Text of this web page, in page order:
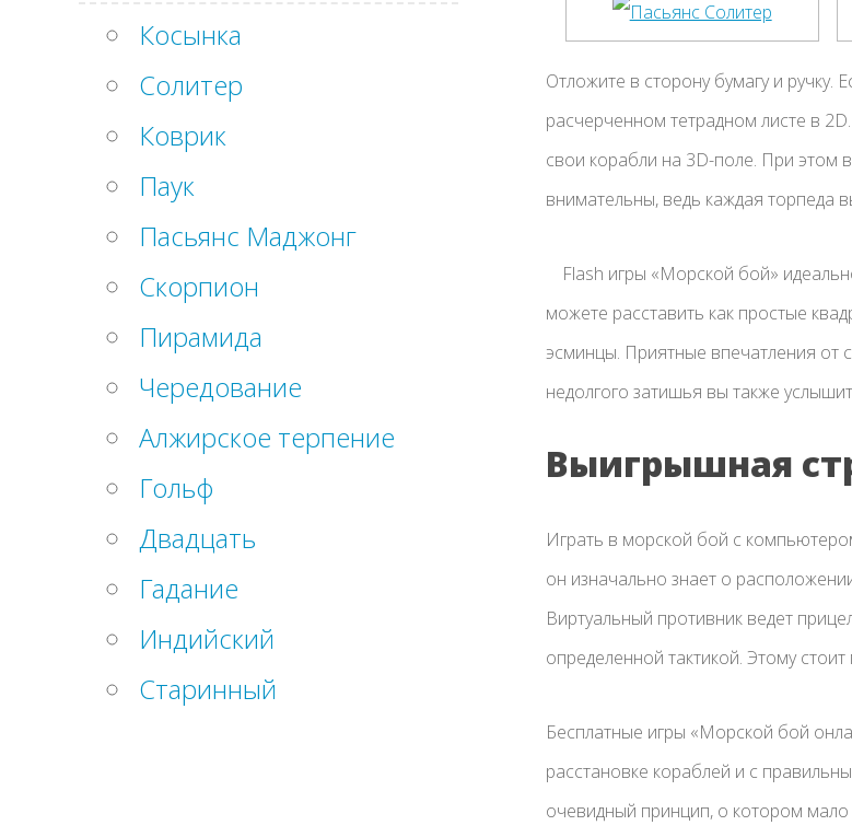
Косынка
Солитер
Коврик
Паук
Пасьянс Маджонг
Скорпион
Пирамида
Чередование
Алжирское терпение
Гольф
Двадцать
Гадание
Индийский
Старинный
Отложите в сторону бумагу и ручку.
расчерченном тетрадном листе в
свои корабли на 3D-поле. При этом
внимательны, ведь каждая торпеда
Flash игры «Морской бой»
можете расставить как простые
эсминцы. Приятные впечатления от
недолгого затишья вы также
Выигрышная
Играть в морской бой с
он изначально знает о
Виртуальный противник ведет
определенной тактикой. Этому стоит
Бесплатные игры «Морской бой
расстановке кораблей и с
очевидный принцип, о котором